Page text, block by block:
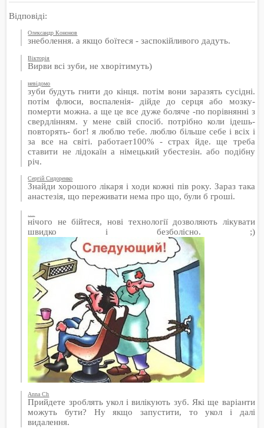
Відповіді:
Олександр Кононов
знеболення. а якщо боїтеся - заспокійливого дадуть.
Вікторія
Вирви всі зуби, не хворітимуть)
невідомо
зуби будуть гнити до кінця. потім вони заразять сусідні.
потім флюси, воспаленія- дійде до серця або мозку-
померти можна. а ще це все дуже боляче -по порівнянні з
свердлінням. у мене свій спосіб. потрібно коли ідешь-
повторять- бог! я люблю тебе. люблю більше себе і всіх і
за все на світі. работает100% - страх йде. ще треба
ставити не лідокаїн а німецький убестезін. або подібну
річ.
Сергій Сидоренко
Знайди хорошого лікаря і ходи кожні пів року. Зараз така
анастезія, що переживати нема про що, були б гроші.
нічого не бійтеся, нові технології дозволяють лікувати
швидко і безболісно. ;)
Anna Ch
Прийдете зроблять укол і вилікують зуб. Які ще варіанти
можуть бути? Ну якщо запустити, то укол і далі
видалення.